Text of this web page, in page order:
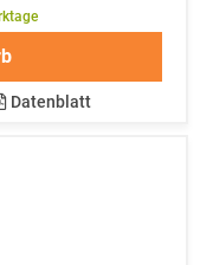
Datenblatt